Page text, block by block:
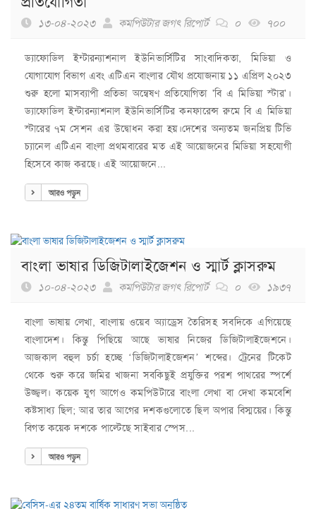
১৩-০৪-২০২৩ কমপিউটার জগৎ রিপোর্ট ০ ৭০০
ড্যাফোডিল ইন্টারন্যাশনাল ইউনিভার্সিটির সাংবাদিকতা, মিডিয়া ও
যোগাযোগ বিভাগ এবং এটিএন বাংলার যৌথ প্রযোজনায় ১১ এপ্রিল ২০২৩
শুরু হলো মাসব্যাপী প্রতিভা অন্বেষণ প্রতিযোগিতা 'বি এ মিডিয়া স্টার'।
ড্যাফোডিল ইন্টারন্যাশনাল ইউনিভার্সিটির কনফারেন্স রুমে বি এ মিডিয়া
স্টারের ৭ম সেশন এর উদ্বোধন করা হয়।দেশের অন্যতম জনপ্রিয় টিভি
চ্যানেল এটিএন বাংলা প্রথমবারের মত এই আয়োজনের মিডিয়া সহযোগী
হিসেবে কাজ করছে। এই আয়োজনে...
আরও পড়ুন
বাংলা ভাষার ডিজিটালাইজেশন ও স্মার্ট ক্লাসরুম
১০-০৪-২০২৩ কমপিউটার জগৎ রিপোর্ট ০ ১৯৩৭
বাংলা ভাষায় লেখা, বাংলায় ওয়েব অ্যাড্রেস তৈরিসহ সবদিকে এগিয়েছে
বাংলাদেশ। কিন্তু পিছিয়ে আছে ভাষার নিজের ডিজিটালাইজেশনে।
আজকাল বহুল চর্চা হচ্ছে ‘ডিজিটালাইজেশন’ শব্দের। ট্রেনের টিকেট
থেকে শুরু করে জমির খাজনা সবকিছুই প্রযুক্তির পরশ পাথরের স্পর্শে
উজ্জ্বল। কয়েক যুগ আগেও কমপিউটারে বাংলা লেখা বা দেখা কমবেশি
কষ্টসাধ্য ছিল; আর তার আগের দশকগুলোতে ছিল অপার বিস্ময়ের। কিন্তু
বিগত কয়েক দশকে পাল্টেছে সাইবার স্পেস...
আরও পড়ুন